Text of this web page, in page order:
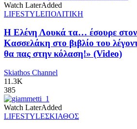
Watch LaterAdded
LIFESTYLEΠΟΛΙΤΙΚΗ
Η Ελένη Λουκά τα… έσουρε
Κασσελάκη στο βιβλίο του
θα πας στην κόλαση!» (Video)
Skiathos Channel
11.3K
385
Watch LaterAdded
LIFESTYLEΣΚΙΑΘΟΣ